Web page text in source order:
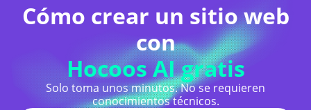
Cómo crear un sitio web
con
Hocoos AI gratis
Solo toma unos minutos. No se requieren
conocimientos técnicos.